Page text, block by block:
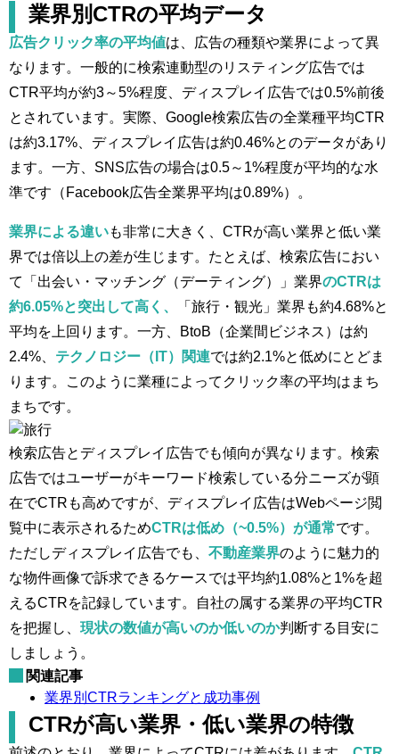
業界別CTRの平均データ
広告クリック率の平均値は、広告の種類や業界によって異
なります。一般的に検索連動型のリスティング広告では
CTR平均が約3～5%程度、ディスプレイ広告では0.5%前後
とされています​。実際、Google検索広告の全業種平均CTR
は約3.17%、ディスプレイ広告は約0.46%とのデータがあり
ます​。一方、SNS広告の場合は0.5～1%程度が平均的な水
準です（Facebook広告全業界平均は0.89%​）。
業界による違いも非常に大きく、CTRが高い業界と低い業
界では倍以上の差が生じます。たとえば、検索広告におい
て「出会い・マッチング（デーティング）」業界のCTRは
約6.05%と突出して高く、
「旅行・観光」業界も約4.68%と
平均を上回ります。一方、BtoB（企業間ビジネス）は約
2.4%、 テクノロジー（IT）関連では約2.1%と低めにとどま
ります。このように業種によってクリック率の平均はまち
まちです。
検索広告とディスプレイ広告でも傾向が異なります。検索
広告ではユーザーがキーワード検索している分ニーズが顕
在でCTRも高めですが、ディスプレイ広告はWebページ閲
覧中に表示されるためCTRは低め（~0.5%）が通常です​。
ただしディスプレイ広告でも、 不動産業界のように魅力的
な物件画像で訴求できるケースでは平均約1.08%と1%を超
えるCTRを記録しています。自社の属する業界の平均CTR
を把握し、 現状の数値が高いのか低いのか判断する目安に
しましょう。
関連記事
業界別CTRランキングと成功事例
CTRが高い業界・低い業界の特徴